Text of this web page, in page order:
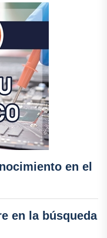
en el
en la búsqueda